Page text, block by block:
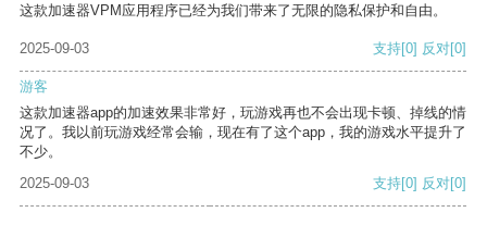
这款加速器VPM应用程序已经为我们带来了无限的隐私保护和自由。
2025-09-03 支持[0] 反对[0]
游客
这款加速器app的加速效果非常好，玩游戏再也不会出现卡顿、掉线的情
况了。我以前玩游戏经常会输，现在有了这个app，我的游戏水平提升了
不少。
2025-09-03
支持[0] 反对[0]